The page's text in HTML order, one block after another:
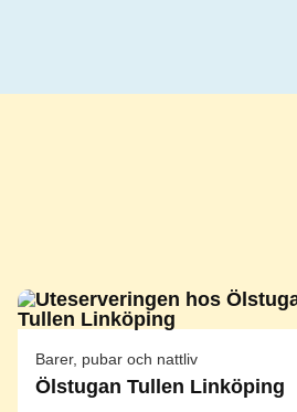
Barer, pubar och nattliv
Ölstugan Tullen Linköping